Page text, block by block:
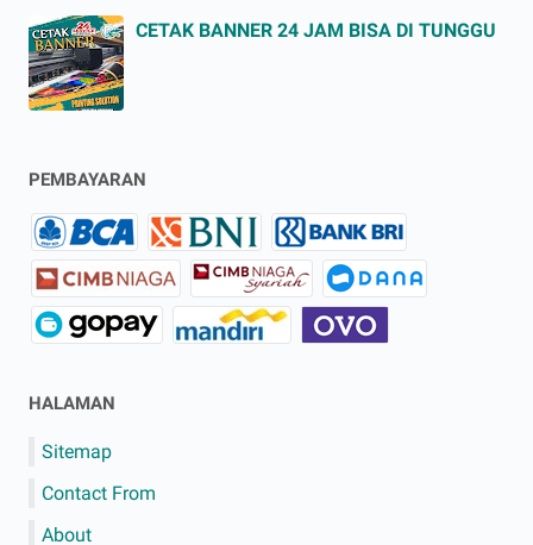
CETAK BANNER 24 JAM BISA DI TUNGGU
PEMBAYARAN
HALAMAN
Sitemap
Contact From
About